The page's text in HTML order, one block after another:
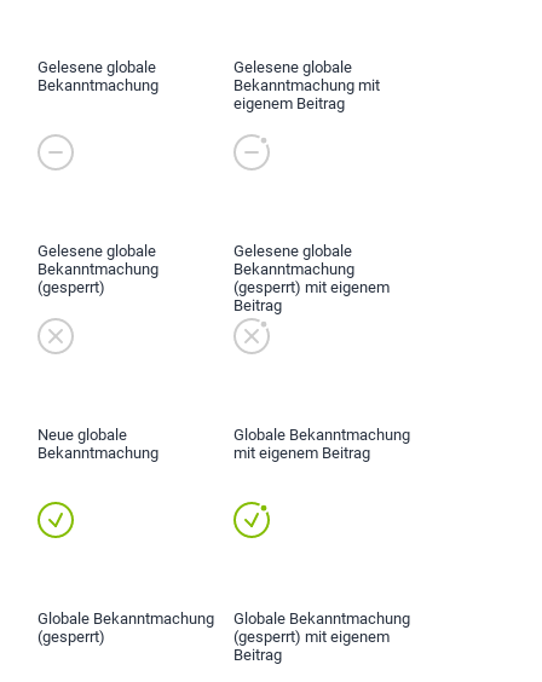
Gelesene globale
Bekanntmachung
Gelesene globale
Bekanntmachung mit
eigenem Beitrag
Gelesene globale
Bekanntmachung
(gesperrt)
Gelesene globale
Bekanntmachung
(gesperrt) mit eigenem
Beitrag
Neue globale
Bekanntmachung
Globale Bekanntmachung
mit eigenem Beitrag
Globale Bekanntmachung
(gesperrt)
Globale Bekanntmachung
(gesperrt) mit eigenem
Beitrag